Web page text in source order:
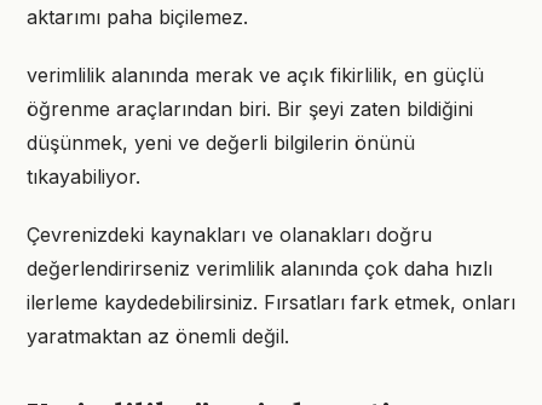
aktarımı paha biçilemez.
verimlilik alanında merak ve açık fikirlilik, en güçlü
öğrenme araçlarından biri. Bir şeyi zaten bildiğini
düşünmek, yeni ve değerli bilgilerin önünü
tıkayabiliyor.
Çevrenizdeki kaynakları ve olanakları doğru
değerlendirirseniz verimlilik alanında çok daha hızlı
ilerleme kaydedebilirsiniz. Fırsatları fark etmek, onları
yaratmaktan az önemli değil.